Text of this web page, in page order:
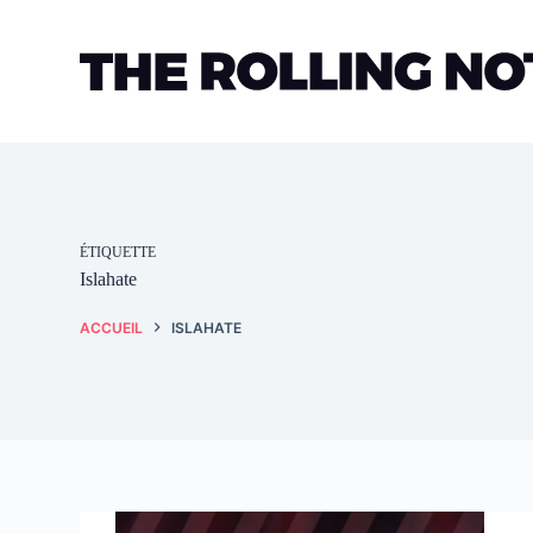
ÉTIQUETTE
Islahate
ACCUEIL ISLAHATE